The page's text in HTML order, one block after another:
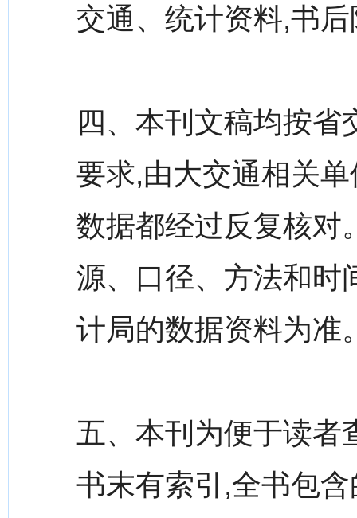
交通、统计资料,书
四、本刊文稿均按
要求,由大交通相关
数据都经过反复核对
源、口径、方法和时
计局的数据资料为准
五、本刊为便于读者
书末有索引,全书包